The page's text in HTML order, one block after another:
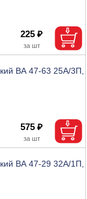
225 ₽
ВА 47-63 25А/3П,
575 ₽
ВА 47-29 32А/1П,